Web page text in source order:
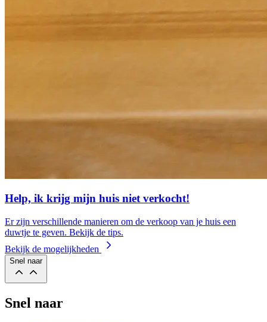
Help, ik krijg mijn huis niet verkocht!
Er zijn verschillende manieren om de verkoop van je huis een
duwtje te geven. Bekijk de tips.
Bekijk de mogelijkheden
Snel naar
Snel naar